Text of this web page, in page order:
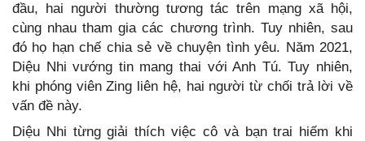
đầu, hai người thường tương tác trên mạng xã hội,
cùng nhau tham gia các chương trình. Tuy nhiên, sau
đó họ hạn chế chia sẻ về chuyện tình yêu. Năm 2021,
Diệu Nhi vướng tin mang thai với Anh Tú. Tuy nhiên,
khi phóng viên Zing liên hệ, hai người từ chối trả lời về
vấn đề này.
Diệu Nhi từng giải thích việc cô và bạn trai hiếm khi